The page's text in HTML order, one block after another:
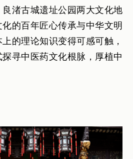
渚古城遗址公园两大文化地
的百年匠心传承与中华文明
的理论知识变得可感可触，
寻中医药文化根脉，厚植中